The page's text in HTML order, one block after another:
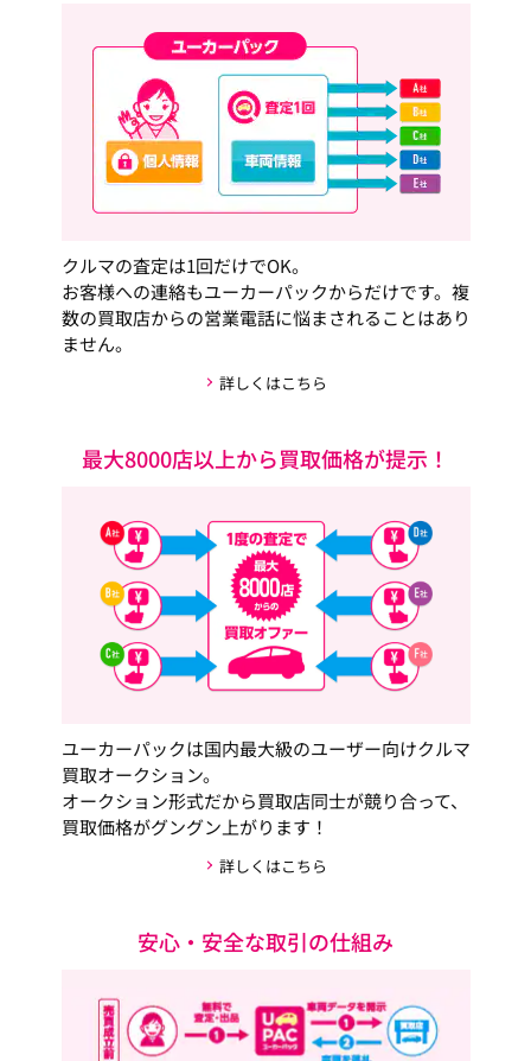
クルマの査定は1回だけでOK。
お客様への連絡もユーカーパックからだけです。複
数の買取店からの営業電話に悩まされることはあり
ません。
詳しくはこちら
最大8000店以上から買取価格が提示！
ユーカーパックは国内最大級のユーザー向けクルマ
買取オークション。
オークション形式だから買取店同士が競り合って、
買取価格がグングン上がります！
詳しくはこちら
安心・安全な取引の仕組み